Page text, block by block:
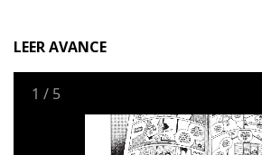
LEER AVANCE
1 / 5